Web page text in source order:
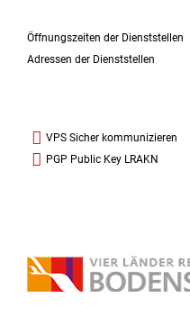
Öffnungszeiten der Dienststellen
Adressen der Dienststellen
VPS Sicher kommunizieren
PGP Public Key LRAKN